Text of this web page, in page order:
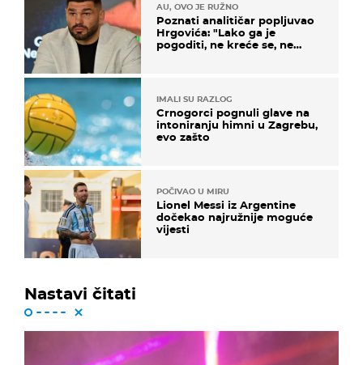
AU, OVO JE RUŽNO
Poznati analitičar popljuvao
Hrgovića: "Lako ga je
pogoditi, ne kreće se, ne
IMALI SU RAZLOG
Crnogorci pognuli glave na
intoniranju himni u Zagrebu,
evo zašto
POČIVAO U MIRU
Lionel Messi iz Argentine
dočekao najružnije moguće
vijesti
Nastavi čitati